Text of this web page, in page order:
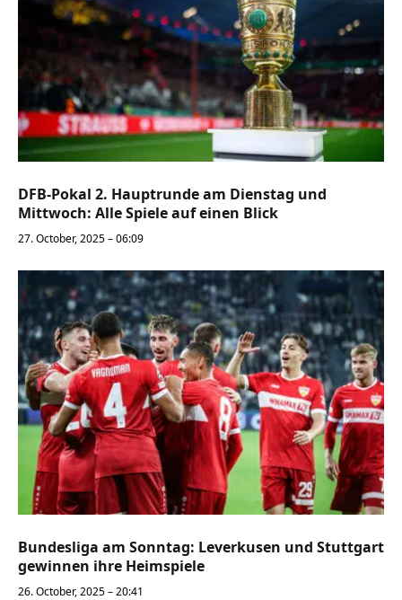
DFB-Pokal 2. Hauptrunde am Dienstag und
Mittwoch: Alle Spiele auf einen Blick
27. October, 2025 – 06:09
Bundesliga am Sonntag: Leverkusen und Stuttgart
gewinnen ihre Heimspiele
26. October, 2025 – 20:41